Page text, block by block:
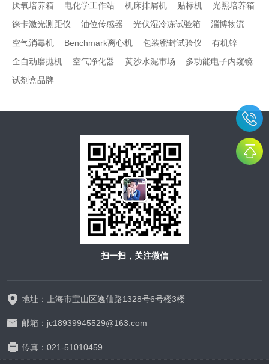
厌氧培养箱 电化学工作站 机床排屑机 贴标机
光照培养箱
徕卡激光测距仪
油位传感器 光伏湿冷冻试验箱
淄博物流
空气消毒机
Benchmark离心机 包装密封试验仪
有机锌
全自动磨抛机
空气净化器 黄沙水泥市场
多功能电子内窥镜
试剂盒品牌
扫一扫，关注微信
地址：上海市宝山区逸仙路1328号6号楼3楼
邮箱：jc18939945529@163.com
传真：021-51010459